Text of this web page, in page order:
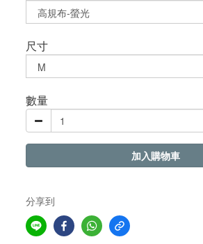
尺寸
數量
加入購物車
分享到